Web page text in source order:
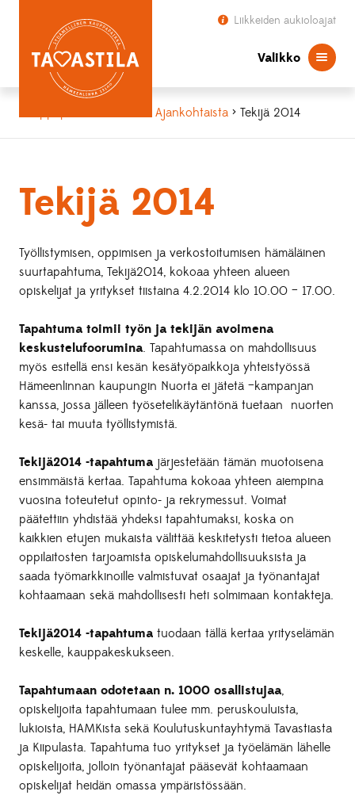
Liikkeiden aukioloajat
Valikko
>Ajankohtaista > Tekijä 2014
Tekijä 2014
Työllistymisen, oppimisen ja verkostoitumisen hämäläinen
suurtapahtuma, Tekijä2014, kokoaa yhteen alueen
opiskelijat ja yritykset tiistaina 4.2.2014 klo 10.00 – 17.00.
Tapahtuma toimii työn ja tekijän avoimena
keskustelufoorumina. Tapahtumassa on mahdollisuus
myös esitellä ensi kesän kesätyöpaikkoja yhteistyössä
Hämeenlinnan kaupungin Nuorta ei jätetä –kampanjan
kanssa, jossa jälleen työsetelikäytäntönä tuetaan nuorten
kesä- tai muuta työllistymistä.
Tekijä2014 -tapahtuma järjestetään tämän muotoisena
ensimmäistä kertaa. Tapahtuma kokoaa yhteen aiempina
vuosina toteutetut opinto- ja rekrymessut. Voimat
päätettiin yhdistää yhdeksi tapahtumaksi, koska on
kaikkien etujen mukaista välittää keskitetysti tietoa alueen
oppilaitosten tarjoamista opiskelumahdollisuuksista ja
saada työmarkkinoille valmistuvat osaajat ja työnantajat
kohtaamaan sekä mahdollisesti heti solmimaan kontakteja.
Tekijä2014 -tapahtuma tuodaan tällä kertaa yrityselämän
keskelle, kauppakeskukseen.
Tapahtumaan odotetaan n. 1000 osallistujaa,
opiskelijoita tapahtumaan tulee mm. peruskouluista,
lukioista, HAMKista sekä Koulutuskuntayhtymä Tavastiasta
ja Kiipulasta. Tapahtuma tuo yritykset ja työelämän lähelle
opiskelijoita, jolloin työnantajat pääsevät kohtaamaan
opiskelijat heidän omassa ympäristössään.